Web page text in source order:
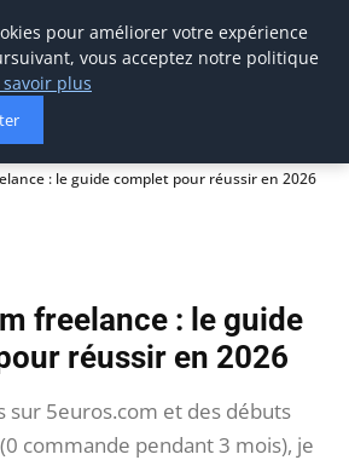
: le guide complet pour réussir en 2026
freelance : le guide
réussir en 2026
sur 5euros.com et des débuts
commande pendant 3 mois), je
pour améliorer votre expérience
vous acceptez notre politique
savoir plus